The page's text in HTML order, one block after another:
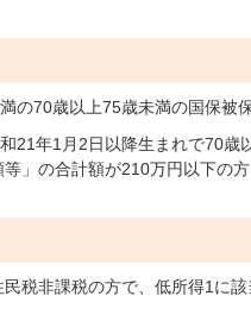
の70歳以上75歳未満の国保被
21年1月2日以降生まれで70歳
」の合計額が210万円以下の方
税非課税の方で、低所得1に